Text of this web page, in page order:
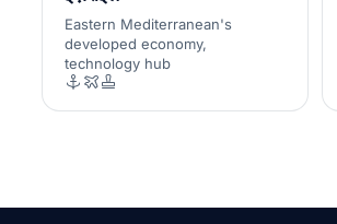
Eastern Mediterranean's
developed economy,
technology hub